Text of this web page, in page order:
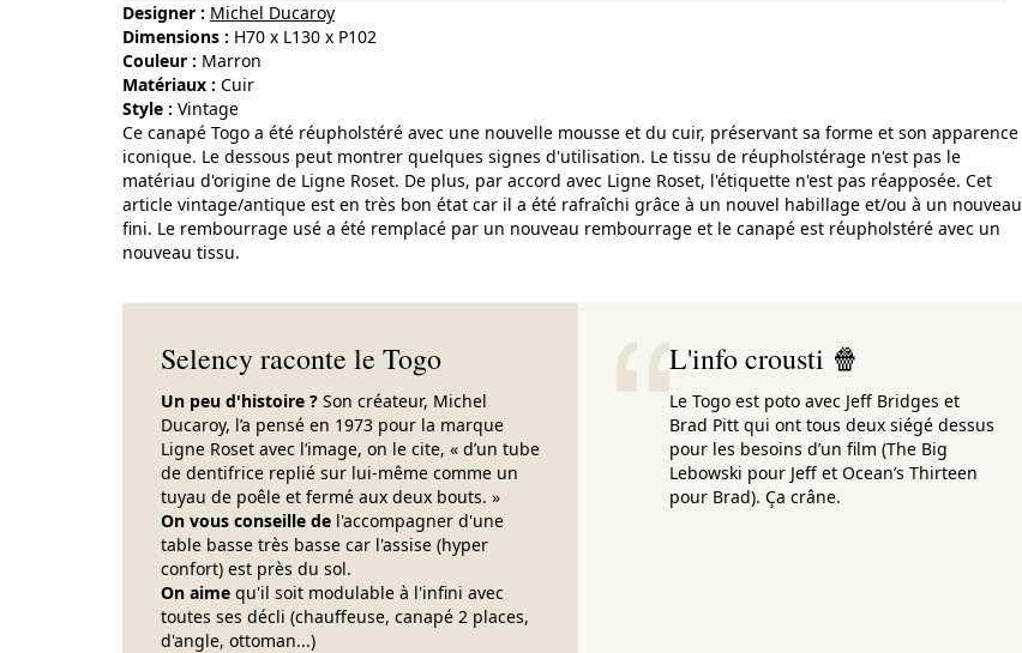
Designer : Michel Ducaroy
Dimensions : H70 x L130 x P102
Couleur :
marron
Matériaux :
cuir
Style :
vintage
Ce canapé Togo a été réupholstéré avec une nouvelle mousse et du cuir, préservant sa forme et son apparence
iconique. Le dessous peut montrer quelques signes d'utilisation. Le tissu de réupholstérage n'est pas le
matériau d'origine de Ligne Roset. De plus, par accord avec Ligne Roset, l'étiquette n'est pas réapposée. Cet
article vintage/antique est en très bon état car il a été rafraîchi grâce à un nouvel habillage et/ou à un nouveau
fini. Le rembourrage usé a été remplacé par un nouveau rembourrage et le canapé est réupholstéré avec un
nouveau tissu.
Selency raconte le Togo
Un peu d'histoire ? Son créateur, Michel
Ducaroy, l’a pensé en 1973 pour la marque
Ligne Roset avec l’image, on le cite, « d’un tube
de dentifrice replié sur lui-même comme un
tuyau de poêle et fermé aux deux bouts. »
On vous conseille de l'accompagner d'une
table basse très basse car l'assise (hyper
confort) est près du sol.
On aime qu'il soit modulable à l'infini avec
toutes ses décli (chauffeuse, canapé 2 places,
d'angle, ottoman...)
L'info crousti 🍿
Le Togo est poto avec Jeff Bridges et
Brad Pitt qui ont tous deux siégé dessus
pour les besoins d’un film (The Big
Lebowski pour Jeff et Ocean’s Thirteen
pour Brad). Ça crâne.